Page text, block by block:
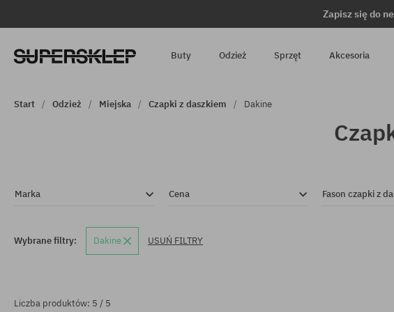
Zapisz się do
Buty Odzież Sprzęt Akcesoria
Start Odzież Miejska Czapki z daszkiem Dakine
Marka Cena Fason czapki z
Wybrane filtry: Dakine USUŃ FILTRY
Liczba produktów: 5 / 5